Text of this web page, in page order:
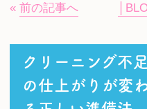
«前の記事へ
クリーニング不
の仕上がりが変